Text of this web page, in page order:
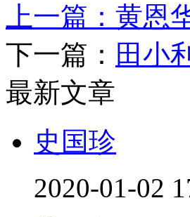
上一篇： 黄恩
下一篇： 田小利
最新文章
史国珍
2020-01-02